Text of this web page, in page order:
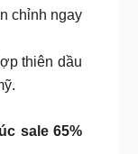
chỉnh ngay
thiên dầu
sale 65%